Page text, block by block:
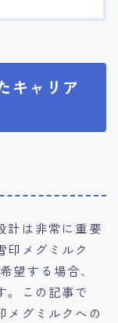
キャリア
計は非常に重要
印メグミルク
望する場合、
。この記事で
メグミルクへの